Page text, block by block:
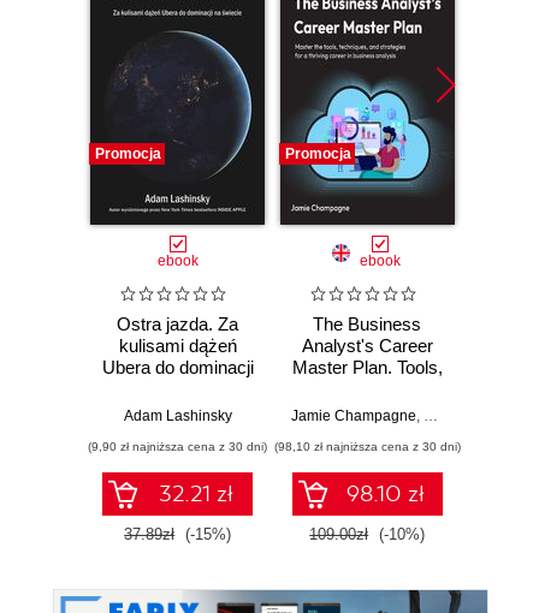
Promocja
ebook
Ostra jazda. Za
kulisami dążeń
Ubera do dominacji
Adam Lashinsky
(9,90 zł najniższa cena z 30 dni)
32.21 zł
37.89zł (-15%)
Promocja
ebook
The Business
Analyst's Career
Master Plan. Tools,
strategies for a
business analysis
Jamie Champagne, Vincent Mirabelli
(98,10 zł najniższa cena z 30 dni)
98.10 zł
109.00zł (-10%)